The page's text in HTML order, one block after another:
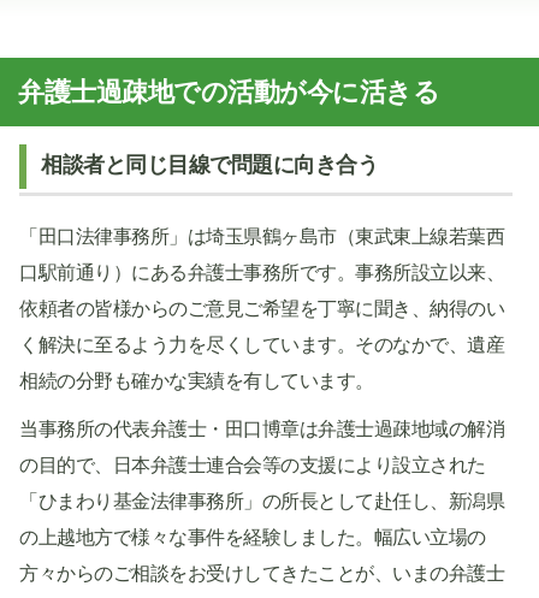
弁護士過疎地での活動が今に活きる
相談者と同じ目線で問題に向き合う
「田口法律事務所」は埼玉県鶴ヶ島市（東武東上線若葉西
口駅前通り）にある弁護士事務所です。事務所設立以来、
依頼者の皆様からのご意見ご希望を丁寧に聞き、納得のい
く解決に至るよう力を尽くしています。そのなかで、遺産
相続の分野も確かな実績を有しています。
当事務所の代表弁護士・田口博章は弁護士過疎地域の解消
の目的で、日本弁護士連合会等の支援により設立された
「ひまわり基金法律事務所」の所長として赴任し、新潟県
の上越地方で様々な事件を経験しました。幅広い立場の
方々からのご相談をお受けしてきたことが、いまの弁護士